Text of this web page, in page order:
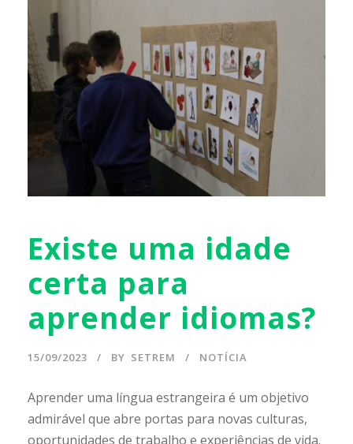
Existe uma idade
certa para
aprender idiomas?
15/09/2023 BY SETREM NOTÍCIA
Aprender uma língua estrangeira é um objetivo
admirável que abre portas para novas culturas,
oportunidades de trabalho e experiências de vida.